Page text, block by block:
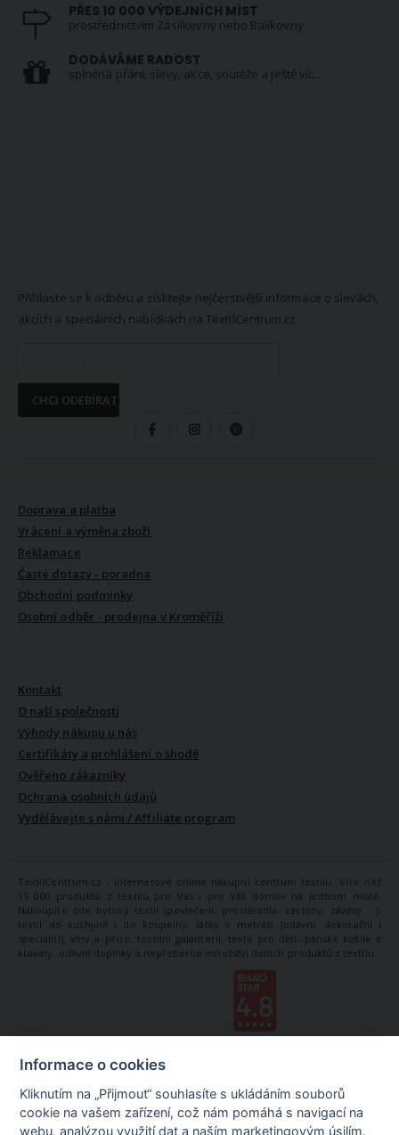
PŘES 10 000 VÝDEJNÍCH MÍST
prostřednictvím Zásilkovny nebo Balíkovny
DODÁVÁME RADOST
splněná přání, slevy, akce, soutěže a ještě víc...
Přihlaste se k odběru a získtejte nejčerstvější informace o slevách,
akcích a speciálních nabídkách na TextilCentrum.cz.
CHCI ODEBÍRAT
Doprava a platba
Vrácení a výměna zboží
Reklamace
Časté dotazy - poradna
Obchodní podmínky
Osobní odběr - prodejna v Kroměříži
Kontakt
O naší společnosti
Výhody nákupu u nás
Certifikáty a prohlášení o shodě
Ověřeno zákazníky
Ochrana osobních údajů
Vydělávejte s námi / Affiliate program
TextilCentrum.cz - internetové online nákupní centrum textilu. Více než
15 000 produktů z textilu pro Vás i pro Váš domov na jednom místě.
Nakoupíte zde bytový textil (povlečení, prostěradla, záclony, závěsy ...),
textil do kuchyně i do koupelny, látky v metráži (oděvní, dekorační i
speciální), vlny a příze, textilní galanterii, textil pro děti, pánské košile a
kravaty, oděvní doplňky a nepřeberné množství dalších produktů z textilu.
Informace o cookies
Kliknutím na „Přijmout“ souhlasíte s ukládáním souborů
cookie na vašem zařízení, což nám pomáhá s navigací na
webu, analýzou využití dat a naším marketingovým úsilím.